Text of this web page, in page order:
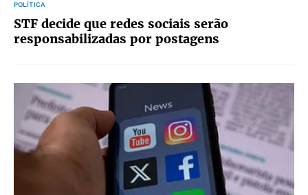
POLÍTICA
STF decide que redes sociais serão
responsabilizadas por postagens